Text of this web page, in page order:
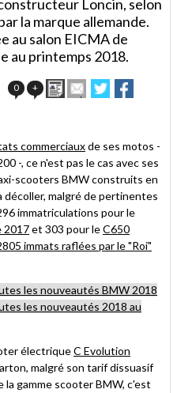
Loncin, selon
la marque allemande.
au salon EICMA de
au printemps 2018.
0 + ImprimerEnvoyer
cet
un
ami
Partager
sur
sur
commerciauxde ses motos -
-, ce n'est pas le cas avec ses
scooters BMW construits en
malgré de pertinentes
immatriculations pour le
2017et 303 pour leC650
immats raflées par le "Roi"
les nouveautés BMW 2018
les nouveautés 2018 au
électriqueC Evolution
malgré son tarif dissuasif
la gamme scooter BMW, c'est